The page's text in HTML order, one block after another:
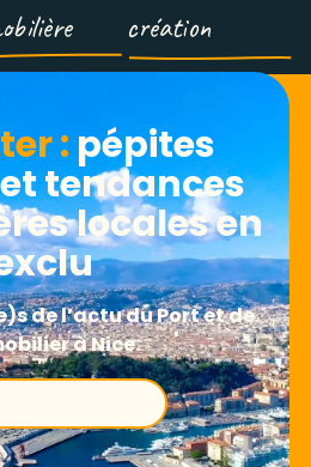
création
: pépites
tendances
locales en